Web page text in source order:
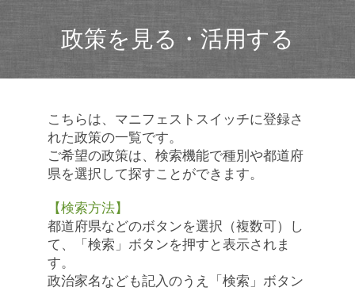
政策を見る・活用する
こちらは、マニフェストスイッチに登録さ
れた政策の一覧です。
ご希望の政策は、検索機能で種別や都道府
県を選択して探すことができます。
【検索方法】
都道府県などのボタンを選択（複数可）し
て、「検索」ボタンを押すと表示されま
す。
政治家名なども記入のうえ「検索」ボタン